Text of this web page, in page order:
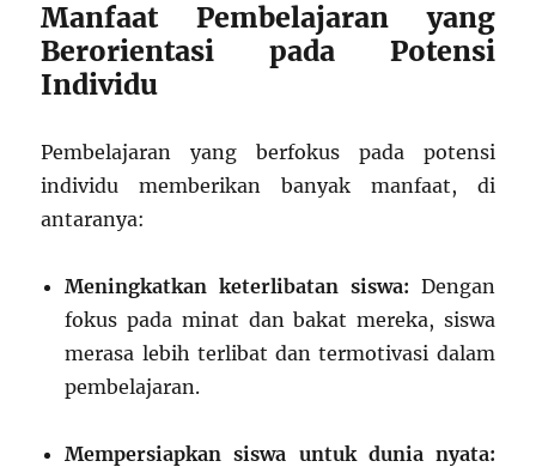
Manfaat Pembelajaran yang
Berorientasi pada Potensi
Individu
Pembelajaran yang berfokus pada potensi
individu memberikan banyak manfaat, di
antaranya:
Meningkatkan keterlibatan siswa: Dengan
fokus pada minat dan bakat mereka, siswa
merasa lebih terlibat dan termotivasi dalam
pembelajaran.
Mempersiapkan siswa untuk dunia nyata: